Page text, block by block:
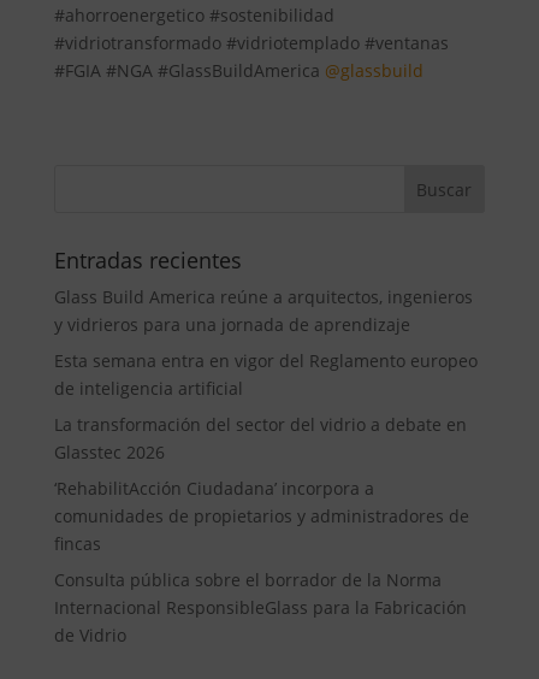
#ahorroenergetico #sostenibilidad
#vidriotransformado #vidriotemplado #ventanas
#FGIA #NGA #GlassBuildAmerica @glassbuild
Entradas recientes
Glass Build America reúne a arquitectos, ingenieros
y vidrieros para una jornada de aprendizaje
Esta semana entra en vigor del Reglamento europeo
de inteligencia artificial
La transformación del sector del vidrio a debate en
Glasstec 2026
‘RehabilitAcción Ciudadana’ incorpora a
comunidades de propietarios y administradores de
fincas
Consulta pública sobre el borrador de la Norma
Internacional ResponsibleGlass para la Fabricación
de Vidrio